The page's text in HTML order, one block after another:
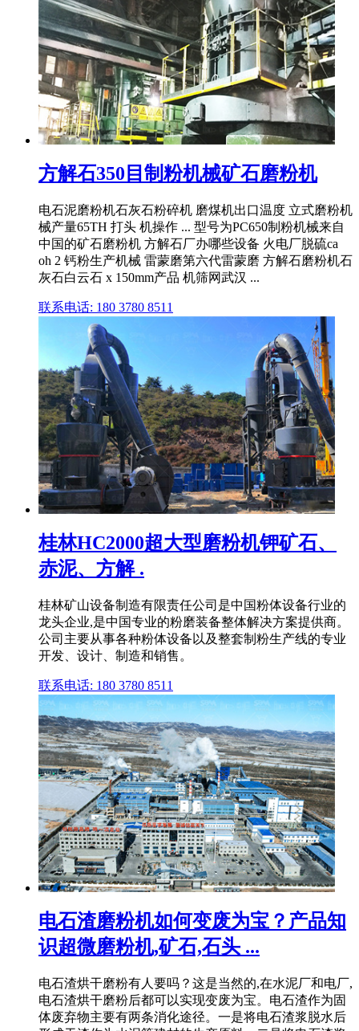
方解石350目制粉机械矿石磨粉机
电石泥磨粉机石灰石粉碎机 磨煤机出口温度 立式磨粉机
械产量65TH 打头 机操作 ... 型号为PC650制粉机械来自
中国的矿石磨粉机 方解石厂办哪些设备 火电厂脱硫ca
oh 2 钙粉生产机械 雷蒙磨第六代雷蒙磨 方解石磨粉机石
灰石白云石 x 150mm产品 机筛网武汉 ...
联系电话: 180 3780 8511
桂林HC2000超大型磨粉机钾矿石、
赤泥、方解 .
桂林矿山设备制造有限责任公司是中国粉体设备行业的
龙头企业,是中国专业的粉磨装备整体解决方案提供商。
公司主要从事各种粉体设备以及整套制粉生产线的专业
开发、设计、制造和销售。
联系电话: 180 3780 8511
电石渣磨粉机如何变废为宝？产品知
识超微磨粉机,矿石,石头 ...
电石渣烘干磨粉有人要吗？这是当然的,在水泥厂和电厂,
电石渣烘干磨粉后都可以实现变废为宝。电石渣作为固
体废弃物主要有两条消化途径。一是将电石渣浆脱水后